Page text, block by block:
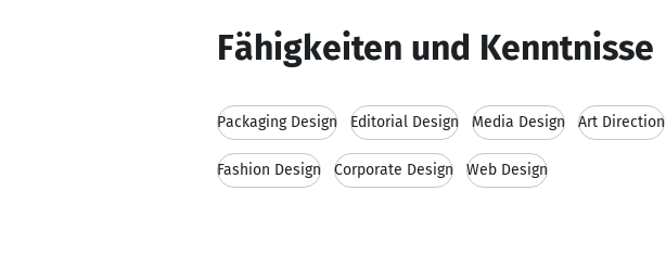
Fähigkeiten und Kenntnisse
Packaging Design Editorial Design Media Design Art Direction
Fashion Design Corporate Design Web Design